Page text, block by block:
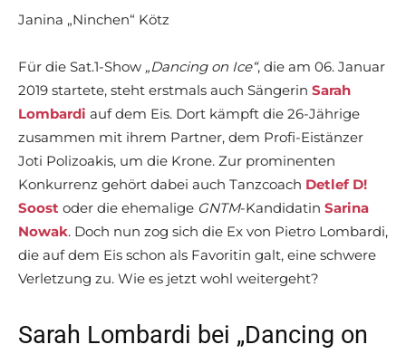
Janina „Ninchen“ Kötz
Für die Sat.1-Show „Dancing on Ice“, die am 06. Januar
2019 startete, steht erstmals auch Sängerin Sarah
Lombardi auf dem Eis. Dort kämpft die 26-Jährige
zusammen mit ihrem Partner, dem Profi-Eistänzer
Joti Polizoakis, um die Krone. Zur prominenten
Konkurrenz gehört dabei auch Tanzcoach Detlef D!
Soost oder die ehemalige GNTM-Kandidatin Sarina
Nowak. Doch nun zog sich die Ex von Pietro Lombardi,
die auf dem Eis schon als Favoritin galt, eine schwere
Verletzung zu. Wie es jetzt wohl weitergeht?
Sarah Lombardi bei „Dancing on